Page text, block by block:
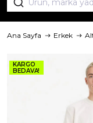
Ana Sayfa Erkek
KARGO
BEDAVA!